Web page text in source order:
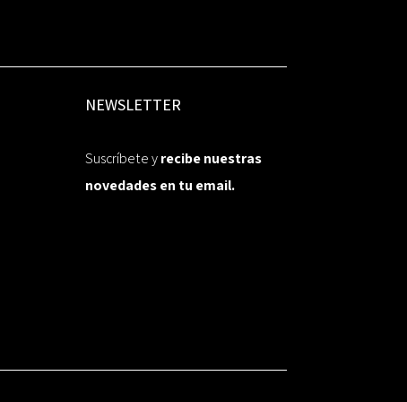
NEWSLETTER
Suscríbete yrecibe nuestras
novedades en tu email.